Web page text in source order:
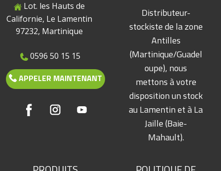
Lot. les Hauts de
Californie, Le Lamentin
97232, Martinique
0596 50 15 15
APPELER MAINTENANT
Distributeur-
stockiste de la zone
Antilles
(Martinique/Guadel
oupe), nous
mettons à votre
disposition un stock
au Lamentin et à La
Jaille (Baie-
Mahault).